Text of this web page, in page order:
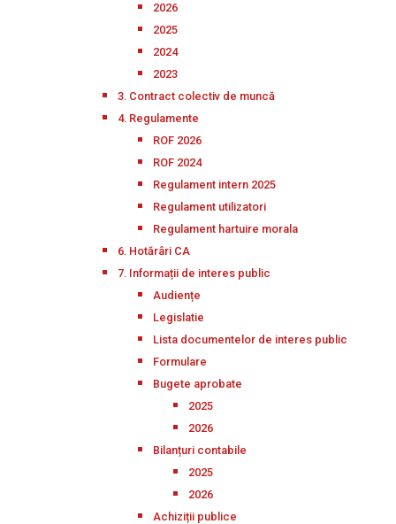
2026
2025
2024
2023
3. Contract colectiv de muncă
4. Regulamente
ROF 2026
ROF 2024
Regulament intern 2025
Regulament utilizatori
Regulament hartuire morala
6. Hotărâri CA
7. Informații de interes public
Audiențe
Legislatie
Lista documentelor de interes public
Formulare
Bugete aprobate
2025
2026
Bilanțuri contabile
2025
2026
Achiziții publice